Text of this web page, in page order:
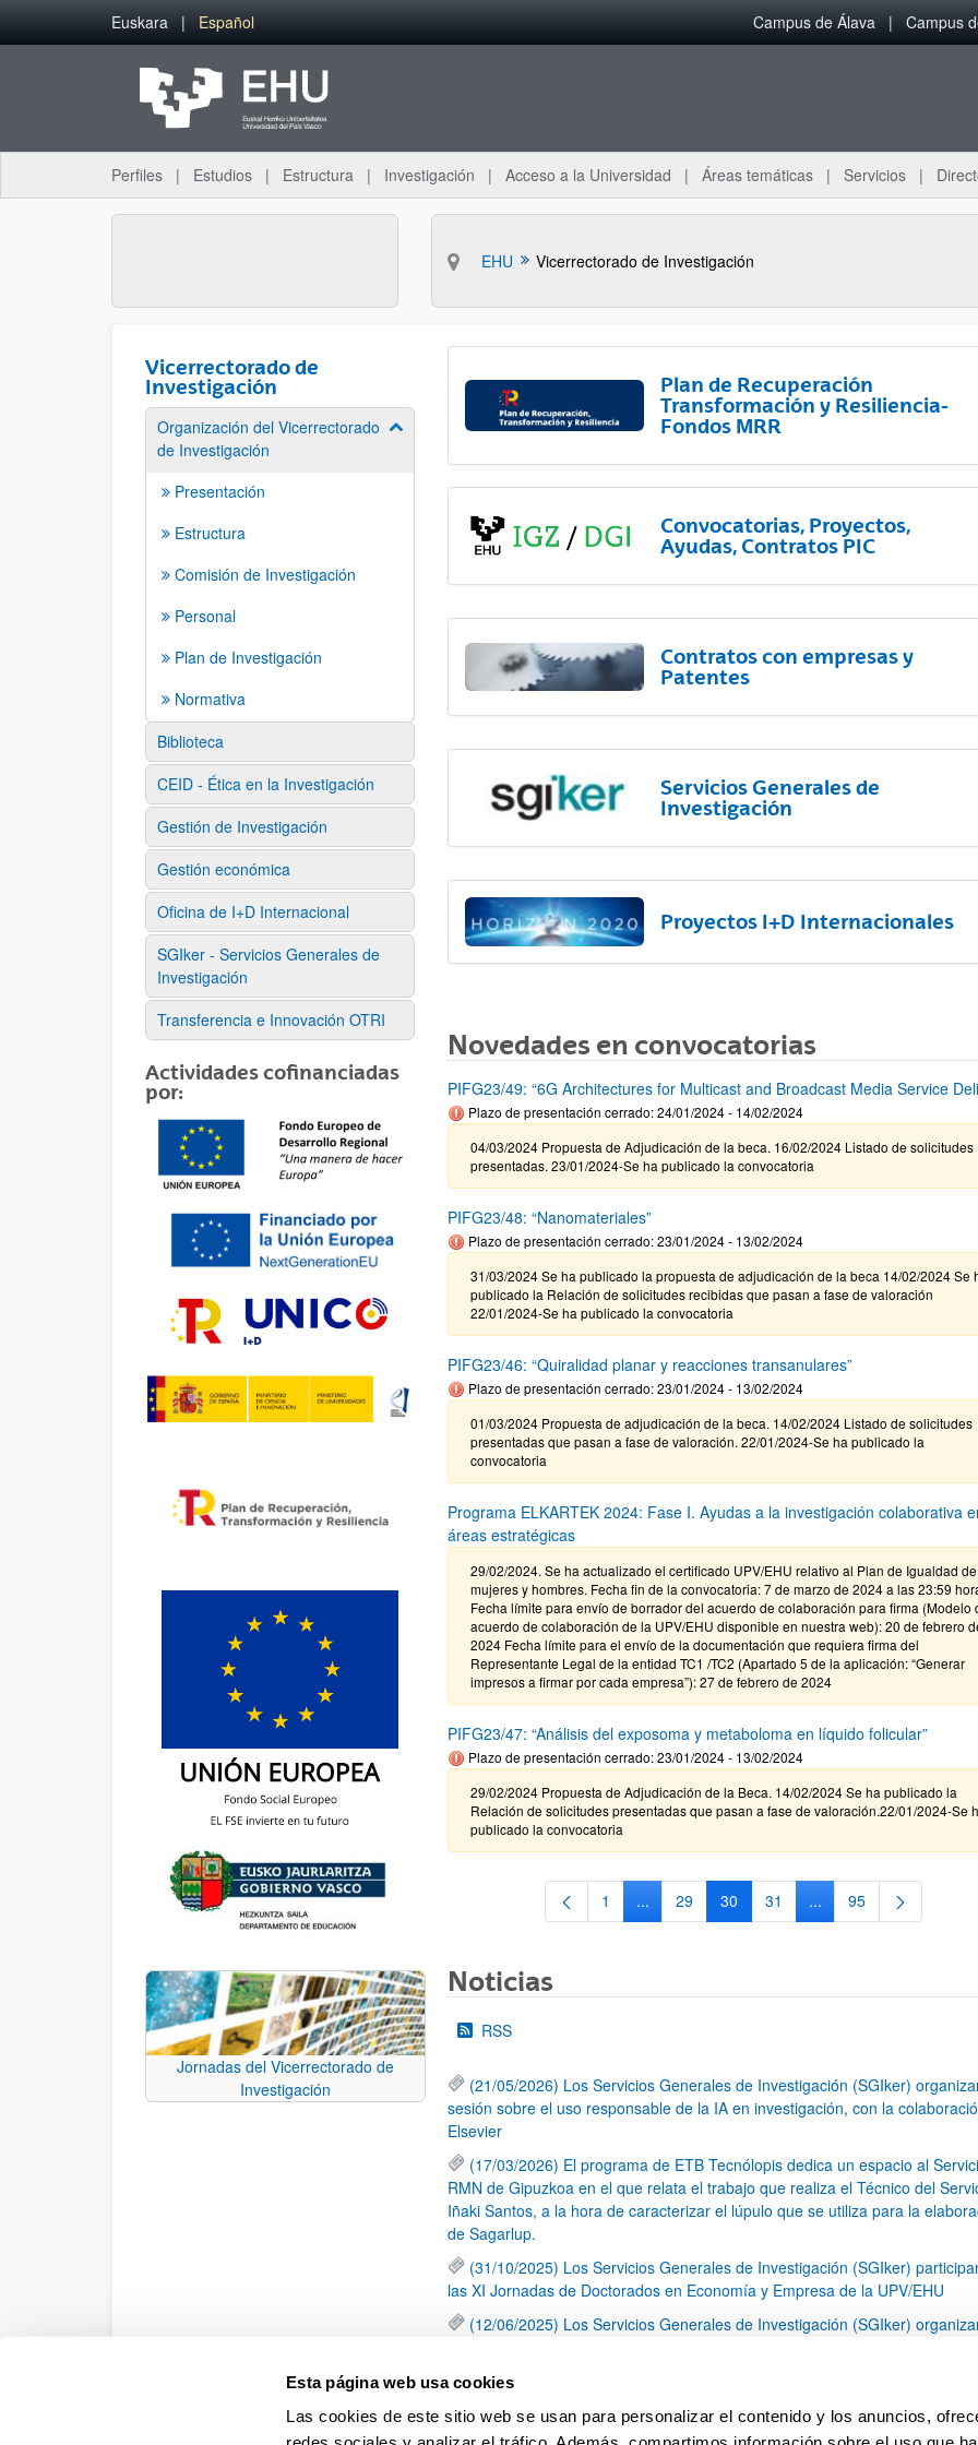
Esta página web usa cookies
Las cookies de este sitio web se usan para personalizar el contenido y los anuncios,
Saltar al contenido principal
Euskara Español Campus de Álava Campus
Perfiles Estudios Estructura Investigación Acceso a la Universidad Áreas temáticas Servicios
EHU Vicerrectorado de Investigación
Vicerrectorado de
Investigación
Organización del Vicerrectorado
de Investigación
Mostrar/ocultar subpáginas
Presentación
Estructura
Comisión de Investigación
Personal
Plan de Investigación
Normativa
Biblioteca
CEID - Ética en la Investigación
Gestión de Investigación
Gestión económica
Oficina de I+D Internacional
SGIker - Servicios Generales de
Investigación
Transferencia e Innovación OTRI
Actividades cofinanciadas
por:
Jornadas del Vicerrectorado de
Investigación
Plan de Recuperación
Transformación y Resiliencia-
Fondos MRR
Convocatorias, Proyectos,
Ayudas, Contratos PIC
Contratos con empresas y
Patentes
Servicios Generales de
Investigación
Proyectos I+D Internacionales
Novedades en convocatorias
PIFG23/49: “6G Architectures for Multicast and Broadcast Media Service
Plazo de presentación cerrado: 24/01/2024 - 14/02/2024
04/03/2024 Propuesta de Adjudicación de la beca. 16/02/2024 Listado de solicitudes
presentadas. 23/01/2024-Se ha publicado la convocatoria
PIFG23/48: “Nanomateriales”
Plazo de presentación cerrado: 23/01/2024 - 13/02/2024
31/03/2024 Se ha publicado la propuesta de adjudicación de la beca 14/02/2024 Se
publicado la Relación de solicitudes recibidas que pasan a fase de valoración
22/01/2024-Se ha publicado la convocatoria
PIFG23/46: “Quiralidad planar y reacciones transanulares”
Plazo de presentación cerrado: 23/01/2024 - 13/02/2024
01/03/2024 Propuesta de adjudicación de la beca. 14/02/2024 Listado de solicitudes
presentadas que pasan a fase de valoración. 22/01/2024-Se ha publicado la
convocatoria
Programa ELKARTEK 2024: Fase I. Ayudas a la investigación colaborativa
áreas estratégicas
29/02/2024. Se ha actualizado el certificado UPV/EHU relativo al Plan de Igualdad de
mujeres y hombres. Fecha fin de la convocatoria: 7 de marzo de 2024 a las 23:59
Fecha límite para envío de borrador del acuerdo de colaboración para firma (Modelo
acuerdo de colaboración de la UPV/EHU disponible en nuestra web): 20 de febrero
2024 Fecha límite para el envío de la documentación que requiera firma del
Representante Legal de la entidad TC1 /TC2 (Apartado 5 de la aplicación: “Generar
impresos a firmar por cada empresa”): 27 de febrero de 2024
PIFG23/47: “Análisis del exposoma y metaboloma en líquido folicular”
Plazo de presentación cerrado: 23/01/2024 - 13/02/2024
29/02/2024 Propuesta de Adjudicación de la Beca. 14/02/2024 Se ha publicado la
Relación de solicitudes presentadas que pasan a fase de valoración.22/01/2024-Se
publicado la convocatoria
Página
1 ...Páginas intermedias Use TAB para desplazarse.
Página
29 Página
30 Página
31 ...Páginas intermedias
Página
95
Noticias
RSS
(21/05/2026) Los Servicios Generales de Investigación (SGIker)
sesión sobre el uso responsable de la IA en investigación, con la
Elsevier
(17/03/2026) El programa de ETB Tecnólopis dedica un espacio al
RMN de Gipuzkoa en el que relata el trabajo que realiza el Técnico del
Iñaki Santos, a la hora de caracterizar el lúpulo que se utiliza para la
de Sagarlup.
(31/10/2025) Los Servicios Generales de Investigación (SGIker)
las XI Jornadas de Doctorados en Economía y Empresa de la UPV/EHU
(12/06/2025) Los Servicios Generales de Investigación (SGIker)
una caracterización química de dos variedades de lúpulo silvestre